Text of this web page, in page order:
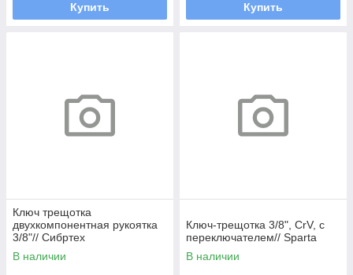
Купить Купить
Ключ трещотка
двухкомпонентная рукоятка
3/8"// Сибртех
В наличии
Ключ-трещотка 3/8", CrV, с
переключателем// Sparta
В наличии